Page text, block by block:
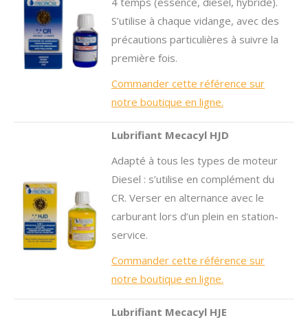
S’utilise à chaque vidange, avec des
précautions particulières à suivre la
première fois.
Commander cette référence sur
notre boutique en ligne.
Lubrifiant Mecacyl HJD
Adapté à tous les types de moteur
Diesel : s’utilise en complément du
CR. Verser en alternance avec le
carburant lors d’un plein en station-
service.
Commander cette référence sur
notre boutique en ligne.
Lubrifiant Mecacyl HJE